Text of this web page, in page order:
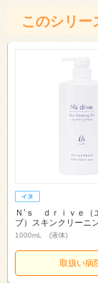
このシリー
Ｎ’ｓ ｄｒｉｖｅ（
ブ）スキンクリーニ
1000mL (液体)
取扱い病